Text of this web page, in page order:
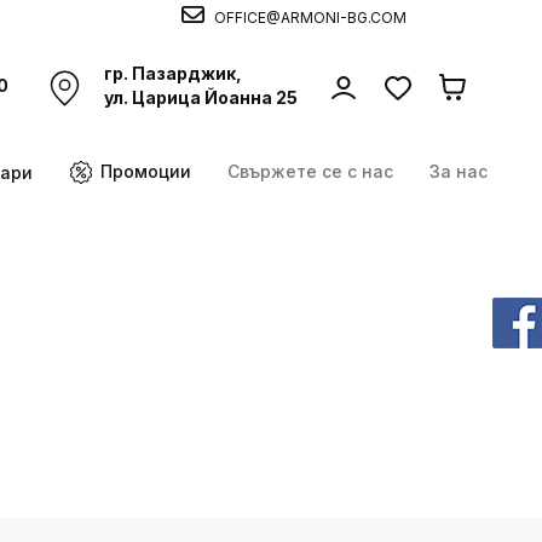
OFFICE@ARMONI-BG.COM
гр. Пазарджик,
ул. Царица Йоанна 25
Промоции Свържете се с нас За нас